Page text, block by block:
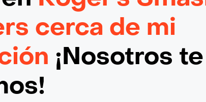
cerca de mi
¡Nosotros